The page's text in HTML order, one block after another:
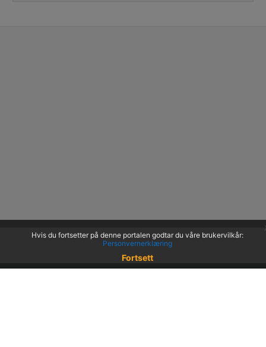
Hvis du fortsetter på denne portalen godtar du våre brukervilkår:
Personvernerklæring
Fortsett